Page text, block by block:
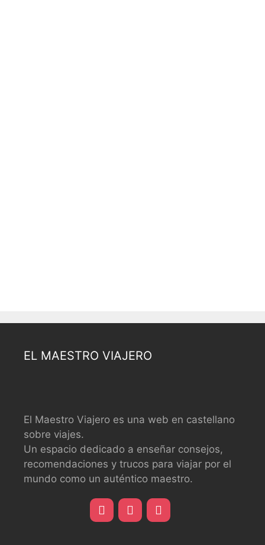
EL MAESTRO VIAJERO
El Maestro Viajero es una web en castellano
sobre viajes.
Un espacio dedicado a enseñar consejos,
recomendaciones y trucos para viajar por el
mundo como un auténtico maestro.